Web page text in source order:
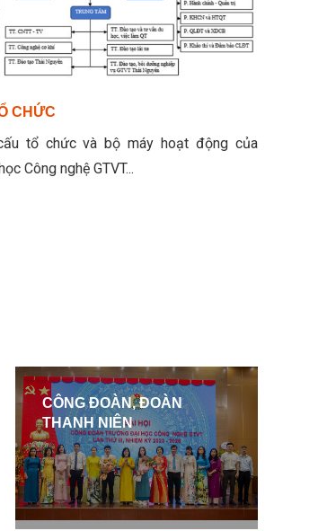
CHỨC
tổ chức và bộ máy hoạt động của
Công nghệ GTVT...
CÔNG ĐOÀN, ĐOÀN
THANH NIÊN